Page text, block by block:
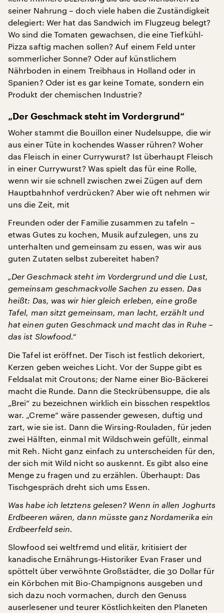
seiner Nahrung – doch viele haben die Zuständigkeit
delegiert: Wer hat das Sandwich im Flugzeug belegt?
Wo sind die Tomaten gewachsen, die eine Tiefkühl-
Pizza saftig machen sollen? Auf einem Feld unter
sommerlicher Sonne? Oder auf künstlichem
Nährboden in einem Treibhaus in Holland oder in
Spanien? Oder ist es gar keine Tomate, sondern ein
Produkt der chemischen Industrie?
„Der Geschmack steht im Vordergrund“
Woher stammt die Bouillon einer Nudelsuppe, die wir
aus einer Tüte in kochendes Wasser rühren? Woher
das Fleisch in einer Currywurst? Ist überhaupt Fleisch
in einer Currywurst? Was spielt das für eine Rolle,
wenn wir sie schnell zwischen zwei Zügen auf dem
Hauptbahnhof verdrücken? Aber wie oft nehmen wir
uns die Zeit, mit
Freunden oder der Familie zusammen zu tafeln –
etwas Gutes zu kochen, Musik aufzulegen, uns zu
unterhalten und gemeinsam zu essen, was wir aus
guten Zutaten selbst zubereitet haben?
„Der Geschmack steht im Vordergrund und die Lust,
gemeinsam geschmackvolle Sachen zu essen. Das
heißt: Das, was wir hier gleich erleben, eine große
Tafel, man sitzt gemeinsam, man lacht, erzählt und
hat einen guten Geschmack und macht das in Ruhe –
das ist Slowfood.“
Die Tafel ist eröffnet. Der Tisch ist festlich dekoriert,
Kerzen geben weiches Licht. Vor der Suppe gibt es
Feldsalat mit Croutons; der Name einer Bio-Bäckerei
macht die Runde. Dann die Steckrübensuppe, die als
„Brei“ zu bezeichnen wirklich ein bisschen respektlos
war. „Creme“ wäre passender gewesen, duftig und
zart, wie sie ist. Dann die Wirsing-Rouladen, für jeden
zwei Hälften, einmal mit Wildschwein gefüllt, einmal
mit Reh. Nicht ganz einfach zu unterscheiden für den,
der sich mit Wild nicht so auskennt. Es gibt also eine
Menge zu fragen und zu erzählen. Überhaupt: Das
Tischgespräch dreht sich ums Essen.
Was habe ich letztens gelesen? Wenn in allen Joghurts
Erdbeeren wären, dann müsste ganz Nordamerika ein
Erdbeerfeld sein.
Slowfood sei weltfremd und elitär, kritisiert der
kanadische Ernährungs-Historiker Evan Fraser und
spöttelt über verwöhnte Großstädter, die 30 Dollar für
ein Körbchen mit Bio-Champignons ausgeben und
sich dazu noch vormachen, durch den Genuss
auserlesener und teurer Köstlichkeiten den Planeten